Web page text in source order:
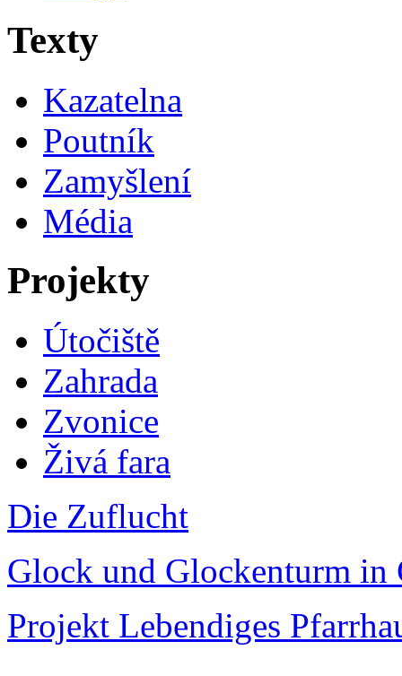
Texty
Kazatelna
Poutník
Zamyšlení
Média
Projekty
Útočiště
Zahrada
Zvonice
Živá fara
Die Zuflucht
Glock und Glockenturm in
Projekt Lebendiges